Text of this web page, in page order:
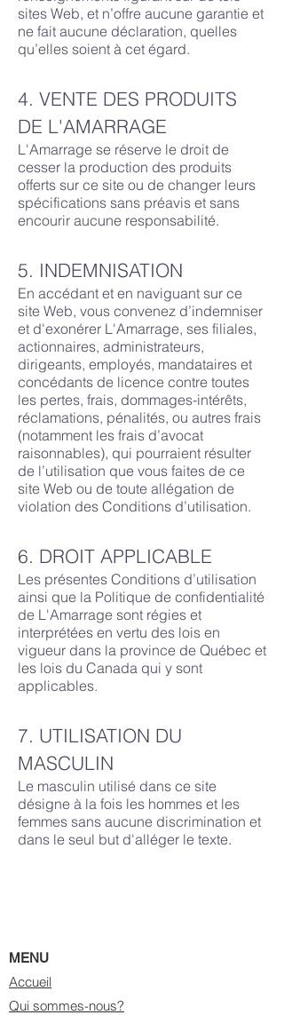
sites Web, et n’offre aucune garantie et
ne fait aucune déclaration, quelles
qu’elles soient à cet égard.
4. VENTE DES PRODUITS
DE L'AMARRAGE
L'Amarrage se réserve le droit de
cesser la production des produits
offerts sur ce site ou de changer leurs
spécifications sans préavis et sans
encourir aucune responsabilité.
5. INDEMNISATION
En accédant et en naviguant sur ce
site Web, vous convenez d’indemniser
et d'exonérer L'Amarrage, ses filiales,
actionnaires, administrateurs,
dirigeants, employés, mandataires et
concédants de licence contre toutes
les pertes, frais, dommages-intérêts,
réclamations, pénalités, ou autres frais
(notamment les frais d’avocat
raisonnables), qui pourraient résulter
de l’utilisation que vous faites de ce
site Web ou de toute allégation de
violation des Conditions d’utilisation.
6. DROIT APPLICABLE
Les présentes Conditions d’utilisation
ainsi que la Politique de confidentialité
de L'Amarrage sont régies et
interprétées en vertu des lois en
vigueur dans la province de Québec et
les lois du Canada qui y sont
applicables.
7. UTILISATION DU
MASCULIN
Le masculin utilisé dans ce site
désigne à la fois les hommes et les
femmes sans aucune discrimination et
dans le seul but d'alléger le texte.
MENU
Accueil
Qui sommes-nous?